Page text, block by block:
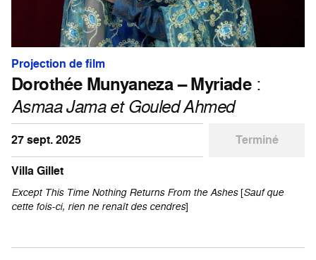
Projection de film
Dorothée Munyaneza – Myriade:
Asmaa Jama et Gouled Ahmed
27 sept. 2025
Terminé
Villa Gillet
Except This Time Nothing Returns From the Ashes[Sauf que
cette fois-ci, rien ne renaît des cendres]